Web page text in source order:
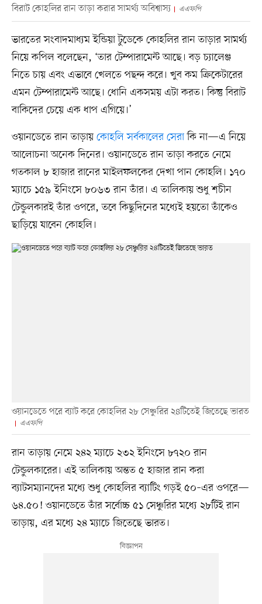
বিরাট কোহলির রান তাড়া করার সামর্থ্য অবিশ্বাস্য এএফপি
ভারতের সংবাদমাধ্যম ইন্ডিয়া টুডেকে কোহলির রান তাড়ার সামর্থ্য
নিয়ে কপিল বলেছেন, ‘তার টেম্পারামেন্ট আছে। বড় চ্যালেঞ্জ
নিতে চায় এবং এভাবে খেলতে পছন্দ করে। খুব কম ক্রিকেটারের
এমন টেম্পারামেন্ট আছে। ধোনি একসময় এটা করত। কিন্তু বিরাট
বাকিদের চেয়ে এক ধাপ এগিয়ে।’
ওয়ানডেতে রান তাড়ায় কোহলি সর্বকালের সেরাকি না—এ নিয়ে
আলোচনা অনেক দিনের। ওয়ানডেতে রান তাড়া করতে নেমে
গতকাল ৮ হাজার রানের মাইলফলকের দেখা পান কোহলি। ১৭০
ম্যাচে ১৫৯ ইনিংসে ৮০৬৩ রান তাঁর। এ তালিকায় শুধু শচীন
টেন্ডুলকারই তাঁর ওপরে, তবে কিছুদিনের মধ্যেই হয়তো তাঁকেও
ছাড়িয়ে যাবেন কোহলি।
ওয়ানডেতে পরে ব্যাট করে কোহলির ২৮ সেঞ্চুরির ২৪টিতেই জিতেছে ভারত
এএফপি
রান তাড়ায় নেমে ২৪২ ম্যাচে ২৩২ ইনিংসে ৮৭২০ রান
টেন্ডুলকারের। এই তালিকায় অন্তত ৫ হাজার রান করা
ব্যাটসম্যানদের মধ্যে শুধু কোহলির ব্যাটিং গড়ই ৫০–এর ওপরে—
৬৪.৫০! ওয়ানডেতে তাঁর সর্বোচ্চ ৫১ সেঞ্চুরির মধ্যে ২৮টিই রান
তাড়ায়, এর মধ্যে ২৪ ম্যাচে জিতেছে ভারত।